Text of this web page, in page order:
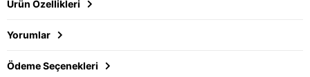
Ürün Özellikleri
Yorumlar
Ödeme Seçenekleri